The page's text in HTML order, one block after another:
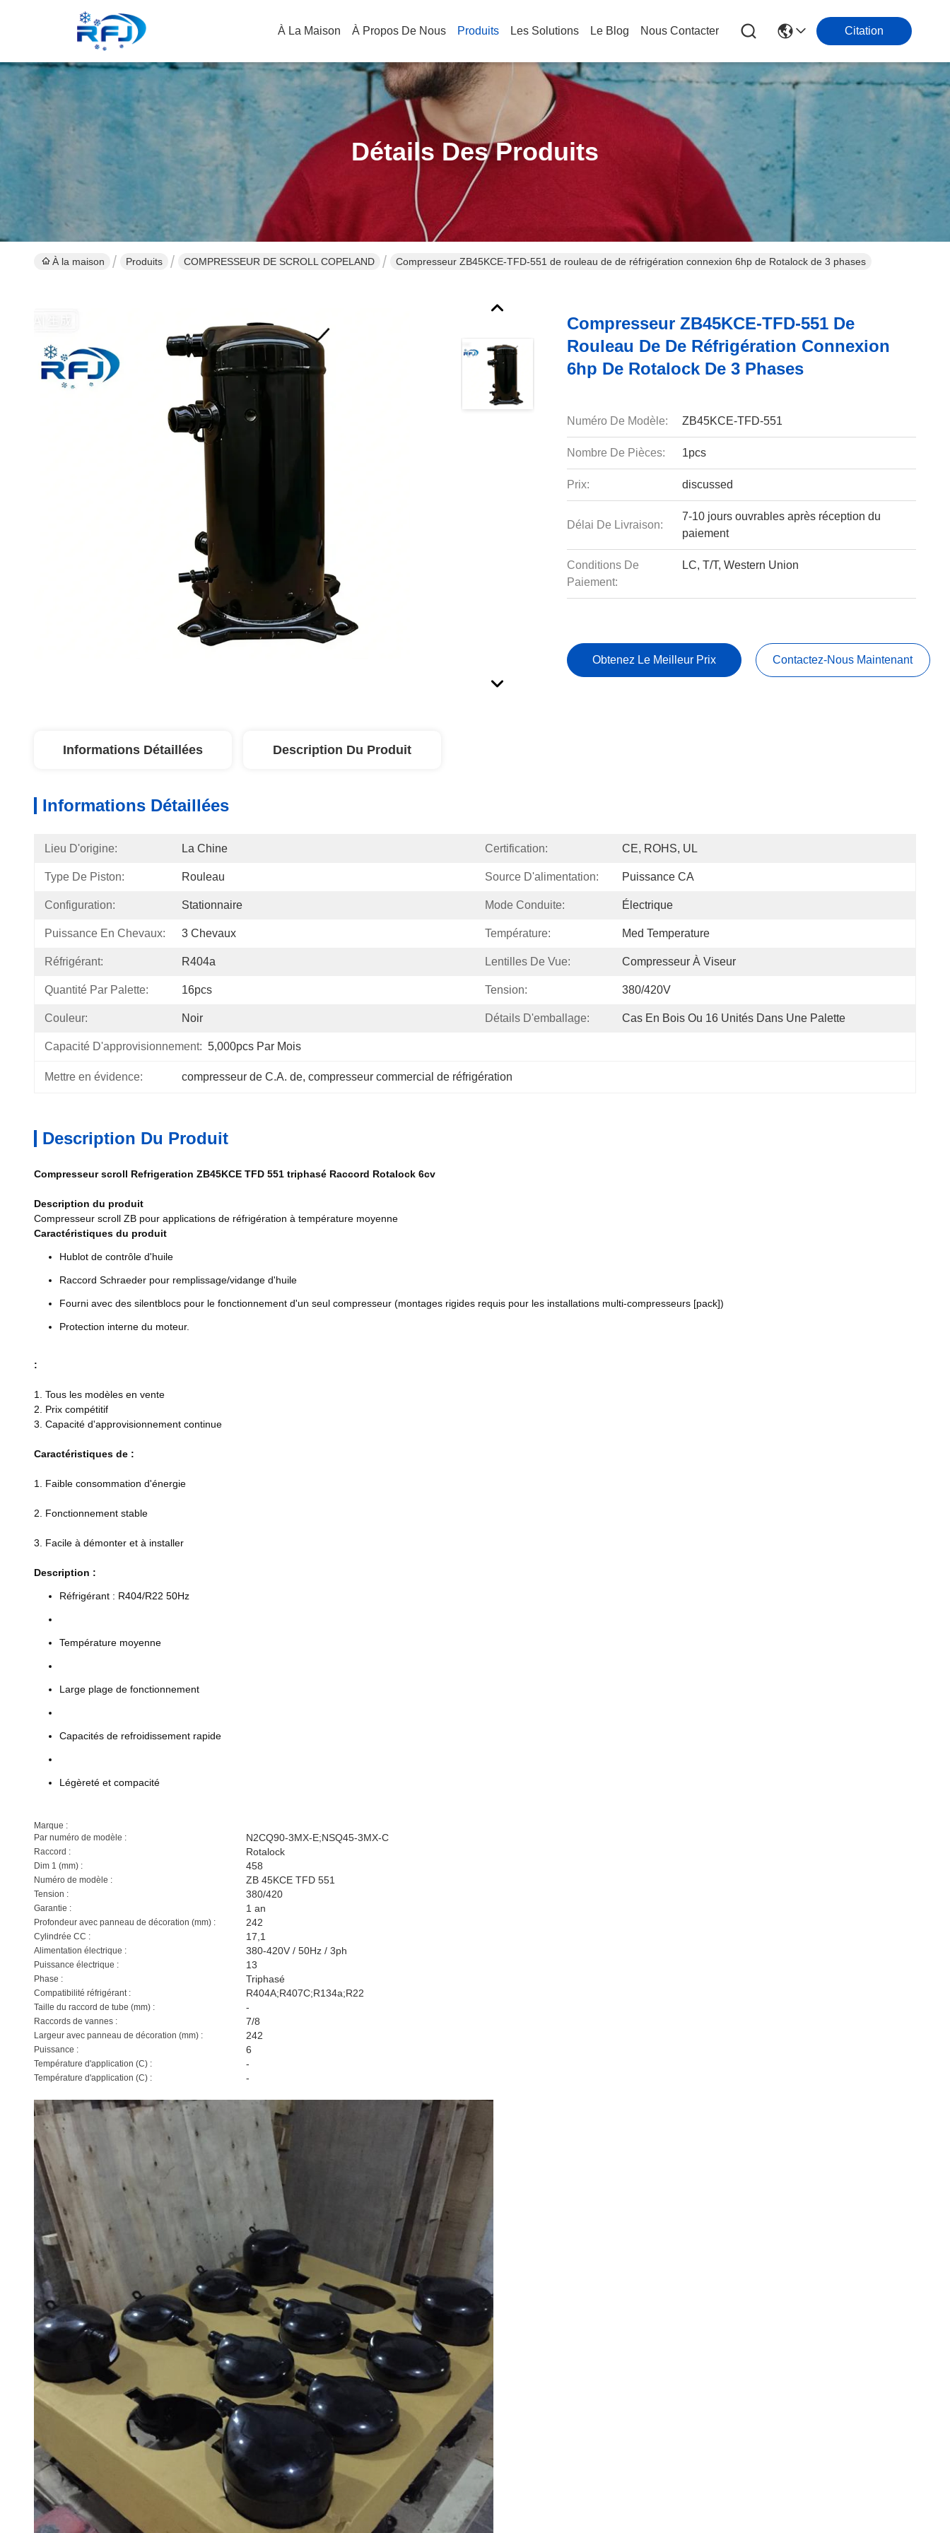
À La Maison À Propos De Nous Produits Les Solutions Le Blog Nous Contacter Citation
Détails Des Produits
À la maison Produits COMPRESSEUR DE SCROLL COPELAND Compresseur ZB45KCE-TFD-551 de rouleau de de réfrigération connexion 6hp de Rotalock de 3 phases
Compresseur ZB45KCE-TFD-551 De
Rouleau De De Réfrigération Connexion
6hp De Rotalock De 3 Phases
Numéro De Modèle: ZB45KCE-TFD-551
Nombre De Pièces: 1pcs
Prix: discussed
Délai De Livraison:
7-10 jours ouvrables après réception du
paiement
Conditions De
Paiement:
LC, T/T, Western Union
Obtenez Le Meilleur Prix Contactez-Nous Maintenant
Informations Détaillées Description Du Produit
Informations Détaillées
Lieu D'origine: La Chine Certification: CE, ROHS, UL
Type De Piston: Rouleau Source D'alimentation: Puissance CA
Configuration: Stationnaire Mode Conduite: Électrique
Puissance En Chevaux: 3 Chevaux Température: Med Temperature
Réfrigérant: R404a Lentilles De Vue: Compresseur À Viseur
Quantité Par Palette: 16pcs Tension: 380/420V
Couleur: Noir Détails D'emballage: Cas En Bois Ou 16 Unités Dans Une Palette
Capacité D'approvisionnement: 5,000pcs Par Mois
Mettre en évidence: compresseur de C.A. de, compresseur commercial de réfrigération
Description Du Produit
Compresseur scroll Refrigeration ZB45KCE TFD 551 triphasé Raccord Rotalock 6cv
Description du produit
Compresseur scroll ZB pour applications de réfrigération à température moyenne
Caractéristiques du produit
Hublot de contrôle d'huile
Raccord Schraeder pour remplissage/vidange d'huile
Fourni avec des silentblocs pour le fonctionnement d'un seul compresseur (montages rigides requis pour les installations multi-compresseurs [pack])
Protection interne du moteur.
:
1. Tous les modèles en vente
2. Prix compétitif
3. Capacité d'approvisionnement continue
Caractéristiques de :
1. Faible consommation d'énergie
2. Fonctionnement stable
3. Facile à démonter et à installer
Description :
Réfrigérant : R404/R22 50Hz
Température moyenne
Large plage de fonctionnement
Capacités de refroidissement rapide
Légèreté et compacité
Marque :
Par numéro de modèle :
N2CQ90-3MX-E;NSQ45-3MX-C
Raccord : Rotalock
Dim 1 (mm) : 458
Numéro de modèle : ZB 45KCE TFD 551
Tension : 380/420
Garantie : 1 an
Profondeur avec panneau de décoration (mm) : 242
Cylindrée CC : 17,1
Alimentation électrique : 380-420V / 50Hz / 3ph
Puissance électrique : 13
Phase : Triphasé
Compatibilité réfrigérant : R404A;R407C;R134a;R22
Taille du raccord de tube (mm) : -
Raccords de vannes : 7/8
Largeur avec panneau de décoration (mm) : 242
Puissance : 6
Température d'application (C) : -
Température d'application (C) : -